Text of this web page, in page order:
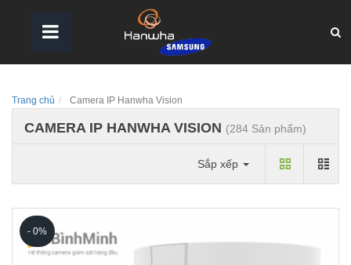
Trang chủ Camera IP Hanwha Vision
CAMERA IP HANWHA VISION (284 Sản phẩm)
Sắp xếp
- 0%